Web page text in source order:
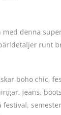
denna
runt
boho chic,
jeans,